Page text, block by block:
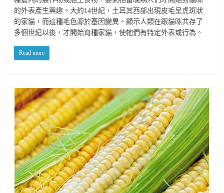
的外表產生興趣。大約14世紀，土耳其西部出現皮毛呈虎斑狀
的家貓，而這種毛色源於基因變異。顯示人類在跟貓咪共存了
多個世紀以後，才開始育種家貓，使牠們有特定外表或行為。
Read more